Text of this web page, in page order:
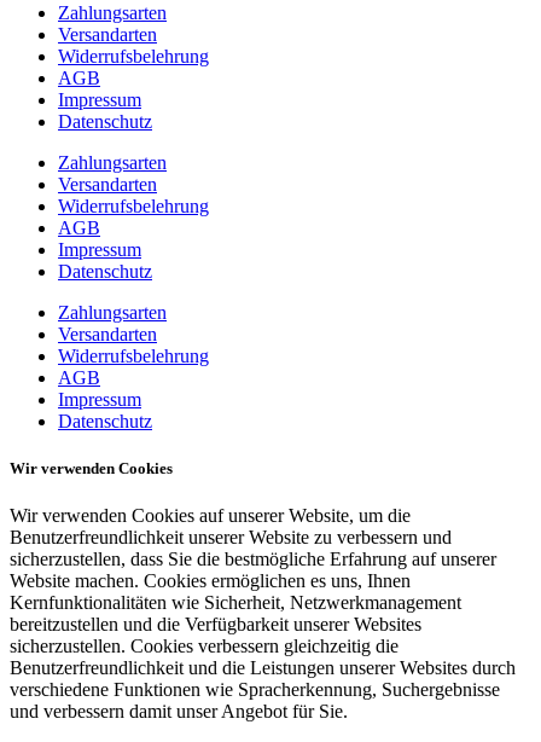
Zahlungsarten
Versandarten
Widerrufsbelehrung
AGB
Impressum
Datenschutz
Zahlungsarten
Versandarten
Widerrufsbelehrung
AGB
Impressum
Datenschutz
Zahlungsarten
Versandarten
Widerrufsbelehrung
AGB
Impressum
Datenschutz
Wir verwenden Cookies
Wir verwenden Cookies auf unserer Website, um die
Benutzerfreundlichkeit unserer Website zu verbessern und
sicherzustellen, dass Sie die bestmögliche Erfahrung auf unserer
Website machen. Cookies ermöglichen es uns, Ihnen
Kernfunktionalitäten wie Sicherheit, Netzwerkmanagement
bereitzustellen und die Verfügbarkeit unserer Websites
sicherzustellen. Cookies verbessern gleichzeitig die
Benutzerfreundlichkeit und die Leistungen unserer Websites durch
verschiedene Funktionen wie Spracherkennung, Suchergebnisse
und verbessern damit unser Angebot für Sie.